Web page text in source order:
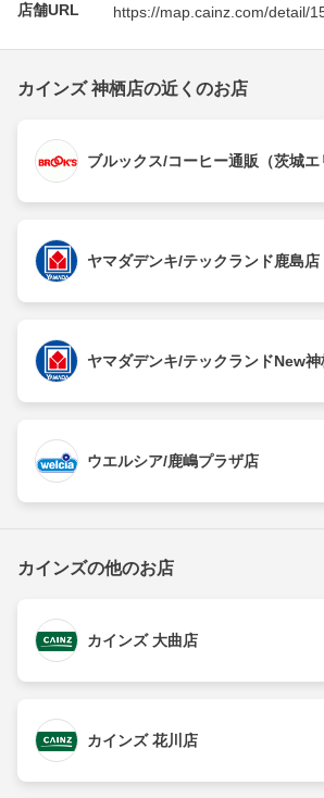
店舗URL https://map.cainz.com/detail/
カインズ 神栖店の近くのお店
ブルックス/コーヒー通販（茨城エ
ヤマダデンキ/テックランド鹿島店
ヤマダデンキ/テックランドNew神
ウエルシア/鹿嶋プラザ店
カインズの他のお店
カインズ 大曲店
カインズ 花川店